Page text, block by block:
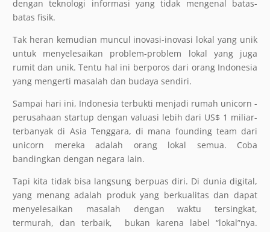
dengan teknologi informasi yang tidak mengenal batas-
batas fisik.
Tak heran kemudian muncul inovasi-inovasi lokal yang unik
untuk menyelesaikan problem-problem lokal yang juga
rumit dan unik. Tentu hal ini berporos dari orang Indonesia
yang mengerti masalah dan budaya sendiri.
Sampai hari ini, Indonesia terbukti menjadi rumah unicorn -
perusahaan startup dengan valuasi lebih dari US$ 1 miliar-
terbanyak di Asia Tenggara, di mana founding team dari
unicorn mereka adalah orang lokal semua. Coba
bandingkan dengan negara lain.
Tapi kita tidak bisa langsung berpuas diri. Di dunia digital,
yang menang adalah produk yang berkualitas dan dapat
menyelesaikan masalah dengan waktu tersingkat,
termurah, dan terbaik,
bukan karena label “lokal”nya.